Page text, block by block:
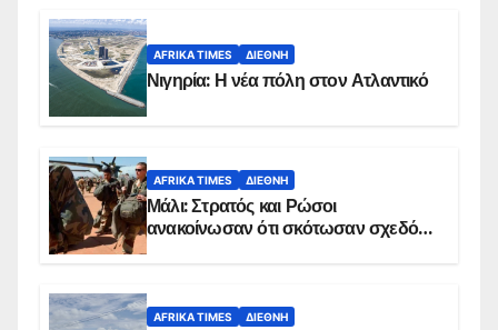
AFRIKA TIMES ΔΙΕΘΝΉ
Νιγηρία: Η νέα πόλη στον Ατλαντικό
AFRIKA TIMES ΔΙΕΘΝΉ
Μάλι: Στρατός και Ρώσοι
ανακοίνωσαν ότι σκότωσαν σχεδόν
AFRIKA TIMES ΔΙΕΘΝΉ